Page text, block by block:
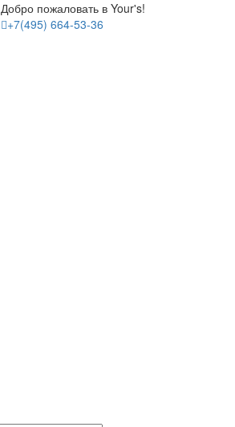
Добро пожаловать в Your's!
+7(495) 664-53-36